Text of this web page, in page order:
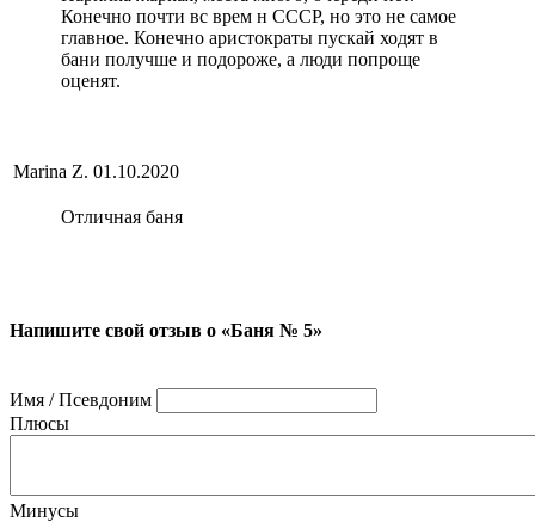
Конечно почти вс врем н СССР, но это не самое
главное. Конечно аристократы пускай ходят в
бани получше и подороже, а люди попроще
оценят.
Marina Z. 01.10.2020
Отличная баня
Напишите свой отзыв о «Баня № 5»
Имя / Псевдоним
Плюсы
Минусы